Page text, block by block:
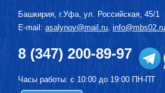
Башкирия, г.Уфа ул. Российская, 45/1
E-mail: asalynov@mail.ru info@mbs02.ru
8 (347) 200-89-97
Часы работы: с 10:00 до 19:00 ПН-ПТ